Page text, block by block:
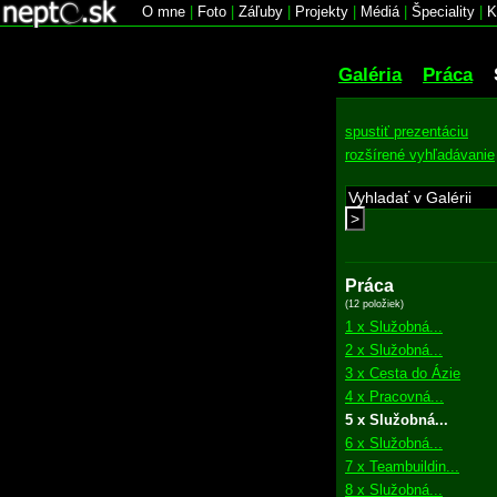
O mne Foto Záľuby Projekty Médiá| Špeciality
Galéria Práca
spustiť prezentáciu
rozšírené vyhľadávanie
>
Práca
(12 položiek)
1 x Služobná...
2 x Služobná...
3 x Cesta do Ázie
4 x Pracovná...
5 x Služobná...
6 x Služobná...
7 x Teambuildin...
8 x Služobná...